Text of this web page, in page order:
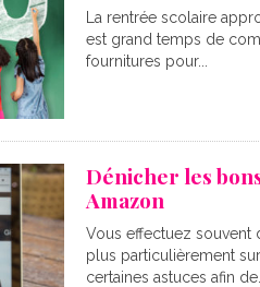
La rentrée scolaire
est grand temps de
fournitures pour...
Dénicher les
Amazon
Vous effectuez souvent
plus particulièrement
certaines astuces afin de...